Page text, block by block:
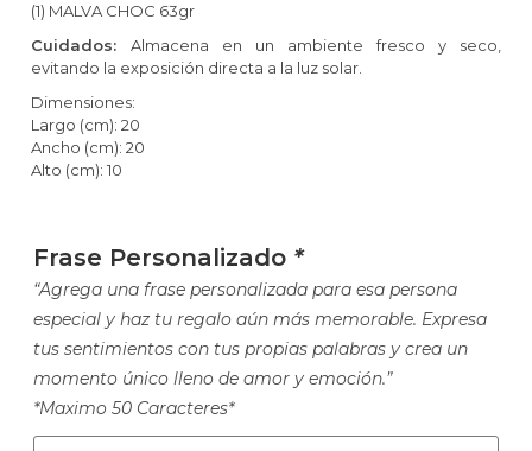
(1) MALVA CHOC 63gr
Cuidados: Almacena en un ambiente fresco y seco,
evitando la exposición directa a la luz solar.
Dimensiones:
Largo (cm): 20
Ancho (cm): 20
Alto (cm): 10
Frase Personalizado *
“Agrega una frase personalizada para esa persona
especial y haz tu regalo aún más memorable. Expresa
tus sentimientos con tus propias palabras y crea un
momento único lleno de amor y emoción.”
*Maximo 50 Caracteres*